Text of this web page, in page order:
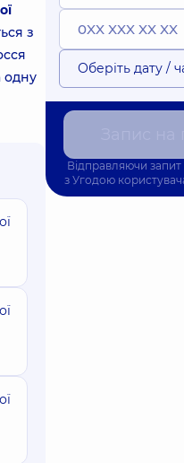
з
одну
Оберіть дату /
Відправляючи
з Угодою